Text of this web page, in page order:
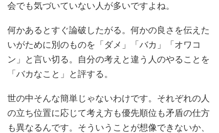
会でも気づいていない人が多いですよね。
何かあるとすぐ論破したがる。何かの良さを伝えた
いがために別のものを「ダメ」「バカ」「オワコ
ン」と言い切る。自分の考えと違う人のやることを
「バカなこと」と評する。
世の中そんな簡単じゃないわけです。それぞれの人
の立ち位置に応じて考え方も優先順位も矛盾の仕方
も異なるんです。そういうことが想像できないか、